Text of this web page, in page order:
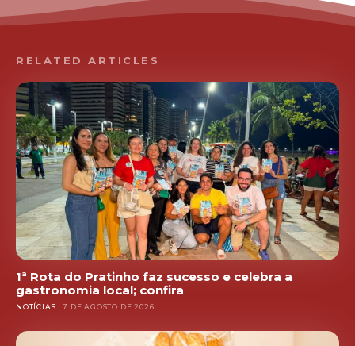
RELATED ARTICLES
1ª Rota do Pratinho faz sucesso e celebra a
gastronomia local; confira
NOTÍCIAS 7 DE AGOSTO DE 2026